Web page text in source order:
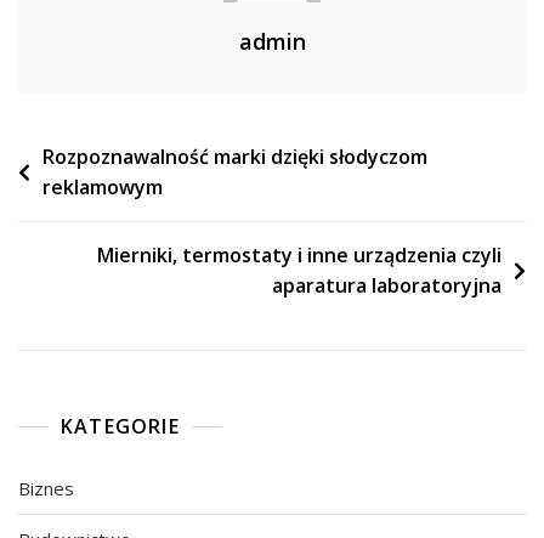
admin
Nawigacja
wpisu
Rozpoznawalność marki dzięki słodyczom
reklamowym
Mierniki, termostaty i inne urządzenia czyli
aparatura laboratoryjna
KATEGORIE
Biznes